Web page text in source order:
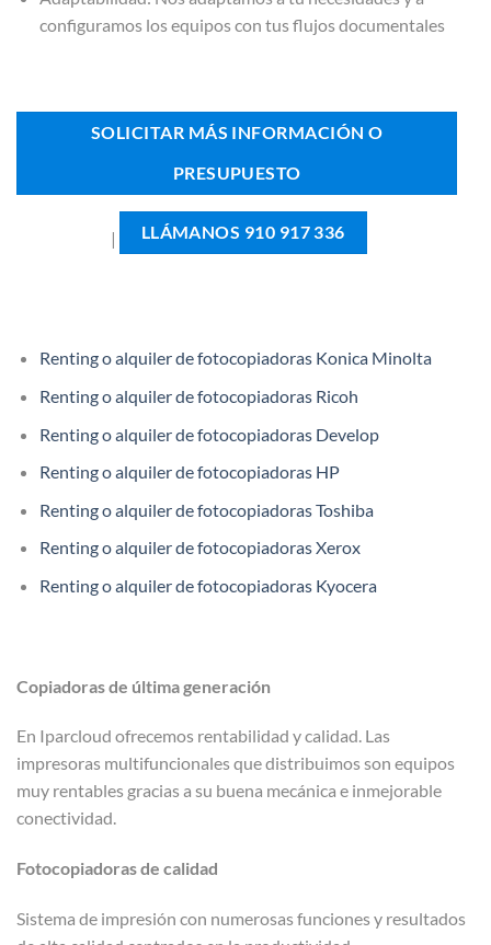
configuramos los equipos con tus flujos documentales
SOLICITAR MÁS INFORMACIÓN O
PRESUPUESTO
| LLÁMANOS 910 917 336
Renting o alquiler de fotocopiadoras Konica Minolta
Renting o alquiler de fotocopiadoras Ricoh
Renting o alquiler de fotocopiadoras Develop
Renting o alquiler de fotocopiadoras HP
Renting o alquiler de fotocopiadoras Toshiba
Renting o alquiler de fotocopiadoras Xerox
Renting o alquiler de fotocopiadoras Kyocera
Copiadoras de última generación
En Iparcloud ofrecemos rentabilidad y calidad. Las
impresoras multifuncionales que distribuimos son equipos
muy rentables gracias a su buena mecánica e inmejorable
conectividad.
Fotocopiadoras de calidad
Sistema de impresión con numerosas funciones y resultados